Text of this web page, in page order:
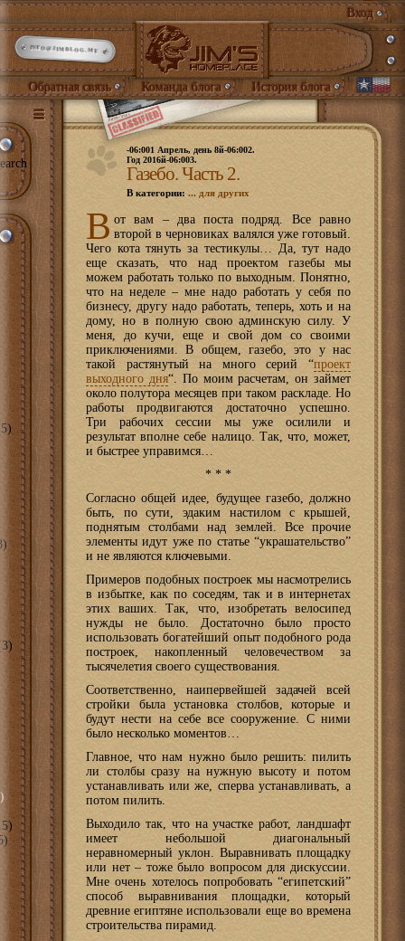
Вход
INFO@JIMBLOG.ME
Обратная связь Команда блога История блога
-06:001 Апрель, день 8й-06:002.
Год 2016й-06:003.
Газебо. Часть 2.
В категории: ... для других
В от вам – два поста подряд. Все равно
второй в черновиках валялся уже готовый.
Чего кота тянуть за тестикулы… Да, тут надо
еще сказать, что над проектом газебы мы
можем работать только по выходным. Понятно,
что на неделе – мне надо работать у себя по
бизнесу, другу надо работать, теперь, хоть и на
дому, но в полную свою админскую силу. У
меня, до кучи, еще и свой дом со своими
приключениями. В общем, газебо, это у нас
такой растянутый на много серий “проект
выходного дня“. По моим расчетам, он займет
около полутора месяцев при таком раскладе. Но
работы продвигаются достаточно успешно.
Три рабочих сессии мы уже осилили и
результат вполне себе налицо. Так, что, может,
и быстрее управимся…
* * *
Согласно общей идее, будущее газебо, должно
быть, по сути, эдаким настилом с крышей,
поднятым столбами над землей. Все прочие
элементы идут уже по статье “украшательство”
и не являются ключевыми.
Примеров подобных построек мы насмотрелись
в избытке, как по соседям, так и в интернетах
этих ваших. Так, что, изобретать велосипед
нужды не было. Достаточно было просто
использовать богатейший опыт подобного рода
построек, накопленный человечеством за
тысячелетия своего существования.
Соответственно, наипервейшей задачей всей
стройки была установка столбов, которые и
будут нести на себе все сооружение. С ними
было несколько моментов…
Главное, что нам нужно было решить: пилить
ли столбы сразу на нужную высоту и потом
устанавливать или же, сперва устанавливать, а
потом пилить.
Выходило так, что на участке работ, ландшафт
имеет небольшой диагональный
неравномерный уклон. Выравнивать площадку
или нет – тоже было вопросом для дискуссии.
Мне очень хотелось попробовать “египетский”
способ выравнивания площадки, который
древние египтяне использовали еще во времена
строительства пирамид.